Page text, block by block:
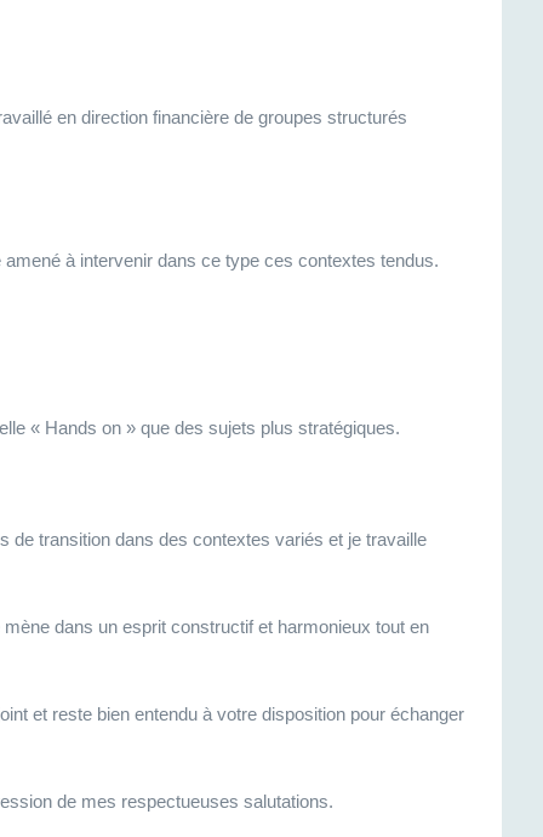
en direction financière de groupes structurés
à intervenir dans ce type ces contextes tendus.
« Hands on » que des sujets plus stratégiques.
de transition dans des contextes variés et je travaille
dans un esprit constructif et harmonieux tout en
et reste bien entendu à votre disposition pour échanger
de mes respectueuses salutations.